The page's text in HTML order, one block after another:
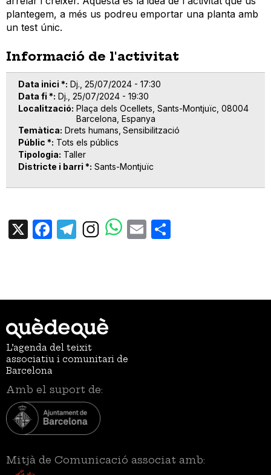
plantegem, a més us podreu emportar una planta amb
un test únic.
Informació de l'activitat
Data inici * Dj., 25/07/2024 - 17:30
Data fi * Dj., 25/07/2024 - 19:30
Localització Plaça dels Ocellets, Sants-Montjuïc, 08004
Barcelona, Espanya
Temàtica Drets humans Sensibilització
Públic * Tots els públics
Tipologia Taller
Districte i barri * Sants-Montjuïc
X Facebook
TelegramEmail
L’agenda del teixit
associatiu i comunitari de
Barcelona
Amb el suport de:
Mitjà de Comunicació associat amb: